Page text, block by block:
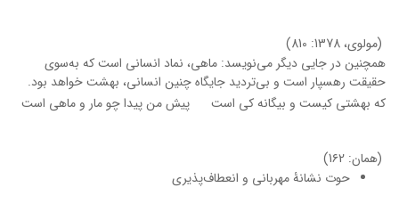
(مولوی، 1378: 810)
همچنین در جایی دیگر می‌نویسد: ماهی، نماد انسانی است که به‌سوی
حقیقت رهسپار است و بی‌تردید جایگاه چنین انسانی، بهشت خواهد بود.
که بهشتی کیست و بیگانه کی است
پیش من پیدا چو مار و ماهی است
(همان: 1۶2)
حوت نشانۀ مهربانی و انعطاف‌پذیری